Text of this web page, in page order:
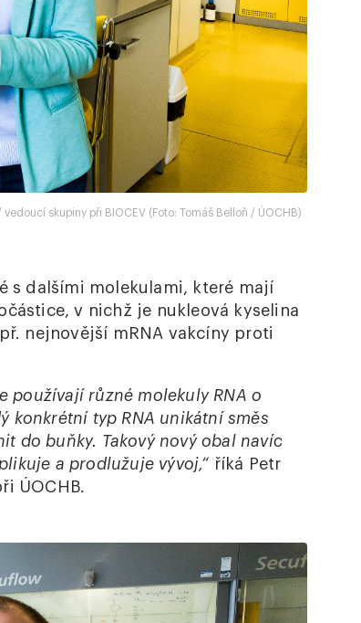
skupiny při BIOCEV (Foto: Tomáš Belloň / ÚOCHB)
s dalšími molekulami, které mají
v nichž je nukleová kyselina
nejnovější mRNA vakcíny proti
používají různé molekuly RNA o
konkrétní typ RNA unikátní směs
do buňky. Takový nový obal navíc
a prodlužuje vývoj,“ říká Petr
ÚOCHB.